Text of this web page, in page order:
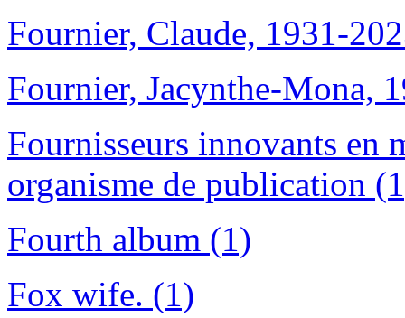
Fournier, Claude, 1931-
Fournier, Jacynthe-Mona,
Fournisseurs innovants en
organisme de publication
Fourth album (1)
Fox wife. (1)